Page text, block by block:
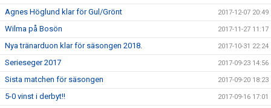
Agnes Höglund klar för Gul/Grönt 2017-12-07 20:49
Wilma på Bosön 2017-11-27 11:17
Nya tränarduon klar för säsongen 2018. 2017-10-31 22:24
Serieseger 2017 2017-09-23 14:56
Sista matchen för säsongen 2017-09-20 18:23
5-0 vinst i derbyt!! 2017-09-16 17:01